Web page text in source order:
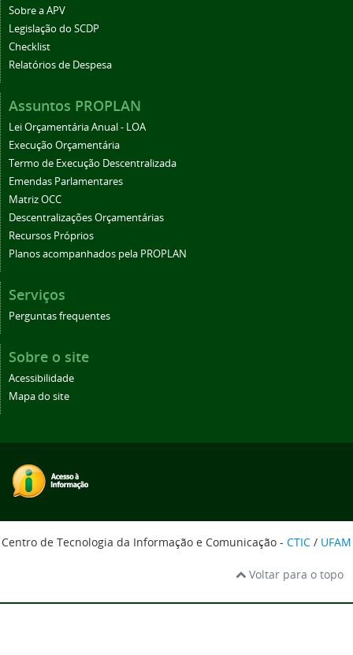
Sobre a APV
Legislação do SCDP
Checklist
Relatórios de Despesa
Assuntos PROPLAN
Lei Orçamentária Anual - LOA
Execução Orçamentária
Termo de Execução Descentralizada
Emendas Parlamentares
Matriz OCC
Descentralizações Orçamentárias
Recursos Próprios
Planos acompanhados pela PROPLAN
Serviços
Perguntas frequentes
Sobre o site
Acessibilidade
Mapa do site
Centro de Tecnologia da Informação e Comunicação - CTIC / UFAM
Voltar para o topo